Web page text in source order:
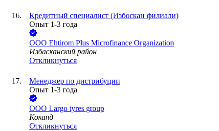
Кредитный специалист (Избоскан филиали)
Опыт 1-3 года
ООО Ehtirom Plus Microfinance Organization
Избасканский район
Откликнуться
Менеджер по дистрибуции
Опыт 1-3 года
ООО Largo tyres group
Коканд
Откликнуться